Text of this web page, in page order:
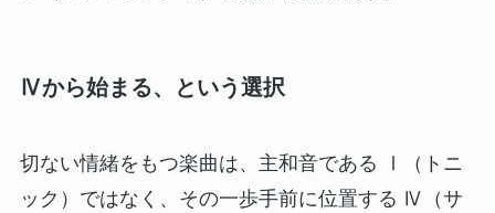
Ⅳから始まる、という選択
切ない情緒をもつ楽曲は、主和音である Ⅰ（トニ
ック）ではなく、その一歩手前に位置する Ⅳ（サ